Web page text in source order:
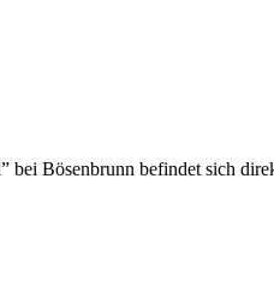
Bösenbrunn befindet sich